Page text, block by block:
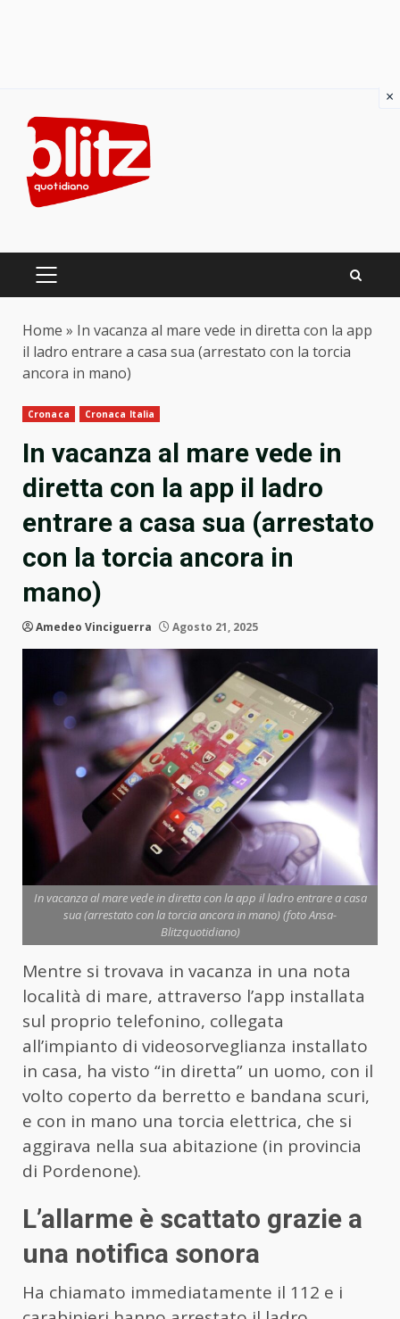
content
PRIMARY
Home » In vacanza al mare vede in diretta con la app
il ladro entrare a casa sua (arrestato con la torcia
ancora in mano)
Cronaca Cronaca Italia
In vacanza al mare vede in
diretta con la app il ladro
entrare a casa sua (arrestato
con la torcia ancora in
mano)
Amedeo Vinciguerra Agosto 21, 2025
In vacanza al mare vede in diretta con la app il ladro entrare a casa
sua (arrestato con la torcia ancora in mano) (foto Ansa-
Blitzquotidiano)
Mentre si trovava in vacanza in una nota
località di mare, attraverso l’app installata
sul proprio telefonino, collegata
all’impianto di videosorveglianza installato
in casa, ha visto “in diretta” un uomo, con il
volto coperto da berretto e bandana scuri,
e con in mano una torcia elettrica, che si
aggirava nella sua abitazione (in provincia
di Pordenone).
L’allarme è scattato grazie a
una notifica sonora
Ha chiamato immediatamente il 112 e i
×